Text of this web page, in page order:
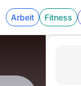
Arbeit Fitness